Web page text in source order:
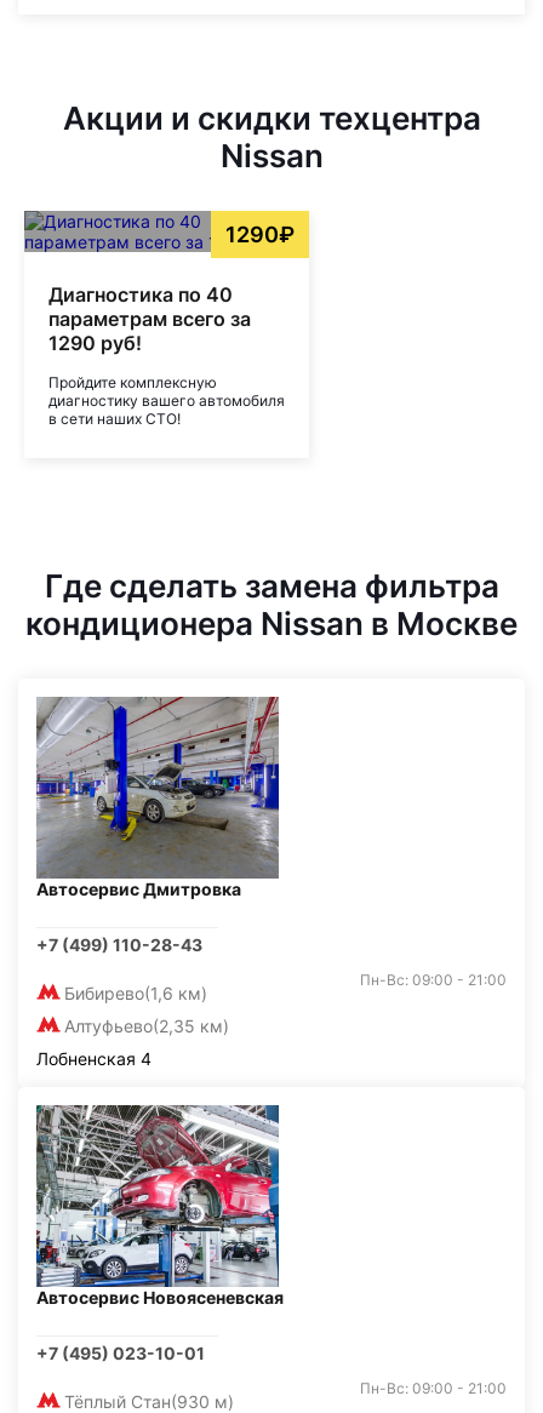
Акции и скидки техцентра
Nissan
1290₽
Диагностика по 40
параметрам всего за
1290 руб!
Пройдите комплексную
диагностику вашего автомобиля
в сети наших СТО!
Где сделать замена фильтра
кондиционера Nissan в Москве
Автосервис Дмитровка
+7 (499) 110-28-43
Бибирево(1,6 км)
Алтуфьево(2,35 км)
Пн-Вс: 09:00 - 21:00
Лобненская 4
Автосервис Новоясеневская
+7 (495) 023-10-01
Тёплый Стан(930 м)
Пн-Вс: 09:00 - 21:00